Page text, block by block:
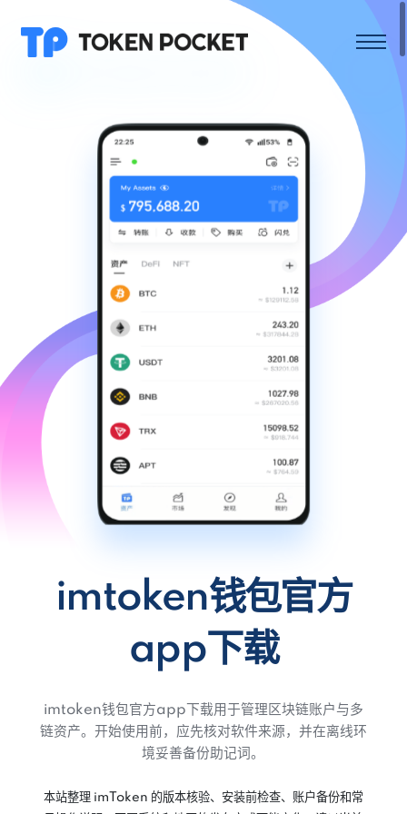
imtoken钱包官方
app下载
imtoken钱包官方app下载用于管理区块链账户与多
链资产。开始使用前，应先核对软件来源，并在离线环
境妥善备份助记词。
本站整理 imToken 的版本核验、安装前检查、账户备份和常